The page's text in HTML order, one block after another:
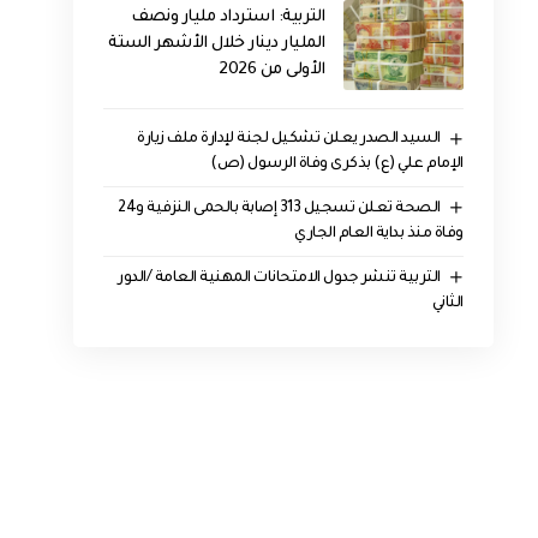
التربية: استرداد مليار ونصف
المليار دينار خلال الأشهر الستة
الأولى من 2026
السيد الصدر يعلن تشكيل لجنة لإدارة ملف زيارة
الإمام علي (ع) بذكرى وفاة الرسول (ص)
الصحة تعلن تسجيل 313 إصابة بالحمى النزفية و24
وفاة منذ بداية العام الجاري
التربية تنشر جدول الامتحانات المهنية العامة /الدور
الثاني